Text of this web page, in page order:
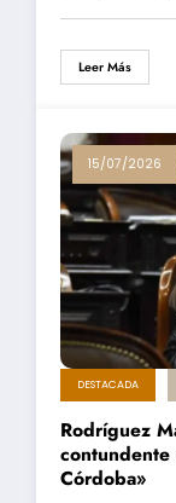
Leer Más
15/07/2026
DESTACADA
Rodríguez
contundente
Córdoba»